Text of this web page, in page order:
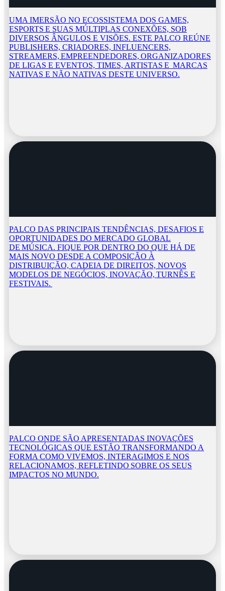
UMA IMERSÃO NO ECOSSISTEMA DOS GAMES,
ESPORTS E SUAS MÚLTIPLAS CONEXÕES, SOB
DIVERSOS ÂNGULOS E VISÕES. ESTE PALCO REÚNE
PUBLISHERS, CRIADORES, INFLUENCERS,
STREAMERS, EMPREENDEDORES, ORGANIZADORES
DE LIGAS E EVENTOS, TIMES, ARTISTAS E MARCAS
NATIVAS E NÃO NATIVAS DESTE UNIVERSO.
PALCO DAS PRINCIPAIS TENDÊNCIAS, DESAFIOS E
OPORTUNIDADES DO MERCADO GLOBAL
DE MÚSICA. FIQUE POR DENTRO DO QUE HÁ DE
MAIS NOVO DESDE A COMPOSIÇÃO À
DISTRIBUIÇÃO, CADEIA DE DIREITOS, NOVOS
MODELOS DE NEGÓCIOS, INOVAÇÃO, TURNÊS E
FESTIVAIS.
PALCO ONDE SÃO APRESENTADAS INOVAÇÕES
TECNOLÓGICAS QUE ESTÃO TRANSFORMANDO A
FORMA COMO VIVEMOS, INTERAGIMOS E NOS
RELACIONAMOS, REFLETINDO SOBRE OS SEUS
IMPACTOS NO MUNDO.